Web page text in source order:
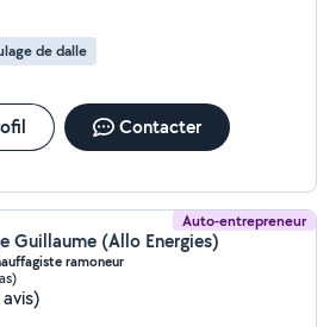
de dalle
Contacter
Auto-entrepreneur
Guillaume (Allo Energies)
ramoneur